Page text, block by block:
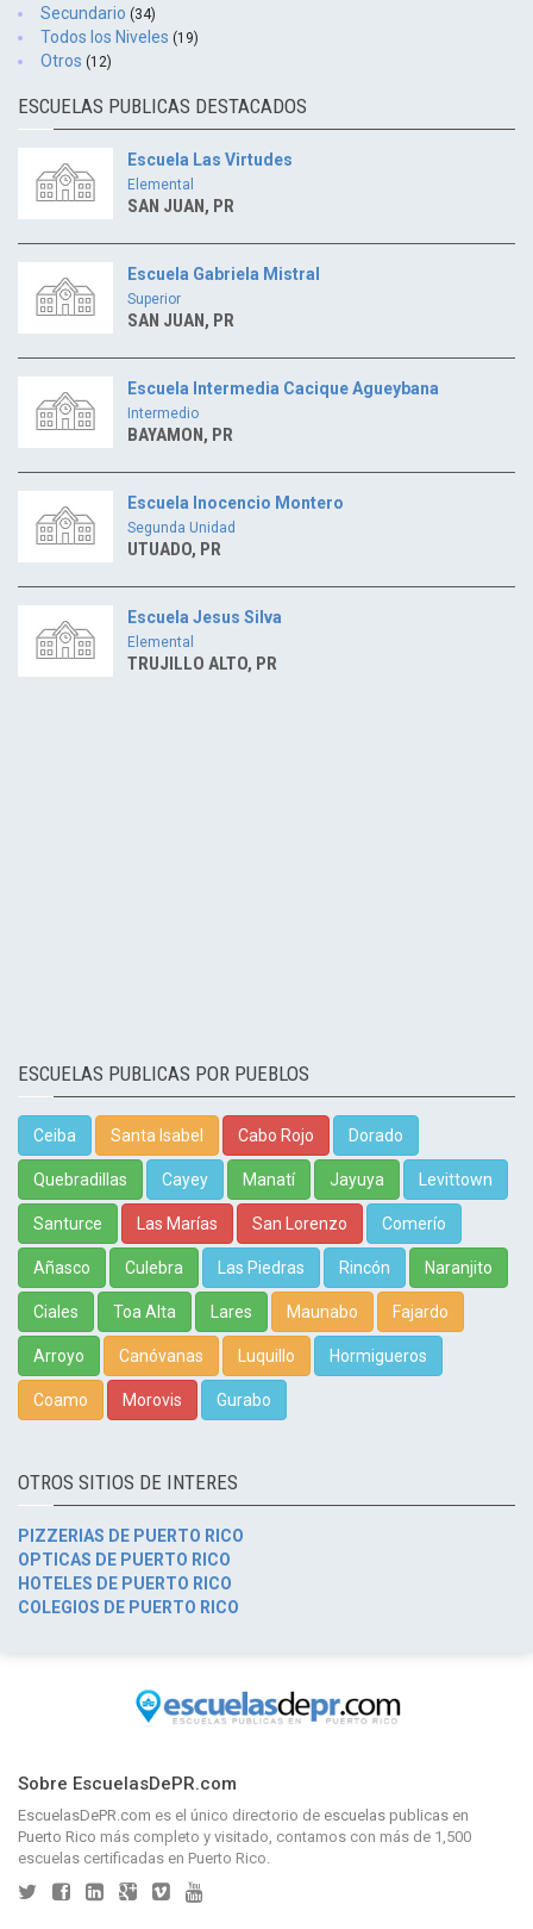
Secundario (34)
Todos los Niveles (19)
Otros (12)
ESCUELAS PUBLICAS DESTACADOS
Escuela Las Virtudes
Elemental
SAN JUAN, PR
Escuela Gabriela Mistral
Superior
SAN JUAN, PR
Escuela Intermedia Cacique Agueybana
Intermedio
BAYAMON, PR
Escuela Inocencio Montero
Segunda Unidad
UTUADO, PR
Escuela Jesus Silva
Elemental
TRUJILLO ALTO, PR
ESCUELAS PUBLICAS POR PUEBLOS
Ceiba Santa Isabel Cabo Rojo Dorado
Quebradillas Cayey Manatí Jayuya Levittown
Santurce Las Marías San Lorenzo Comerío
Añasco Culebra Las Piedras Rincón Naranjito
Ciales Toa Alta Lares Maunabo Fajardo
Arroyo Canóvanas Luquillo Hormigueros
Coamo Morovis Gurabo
OTROS SITIOS DE INTERES
PIZZERIAS DE PUERTO RICO
OPTICAS DE PUERTO RICO
HOTELES DE PUERTO RICO
COLEGIOS DE PUERTO RICO
Sobre EscuelasDePR.com
EscuelasDePR.com es el único directorio de escuelas publicas en
Puerto Rico más completo y visitado, contamos con más de 1,500
escuelas certificadas en Puerto Rico.